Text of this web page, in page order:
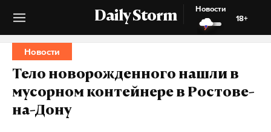
Daily Storm
Новости
18+
Новости
Тело новорожденного нашли в
мусорном контейнере в Ростове-
на-Дону